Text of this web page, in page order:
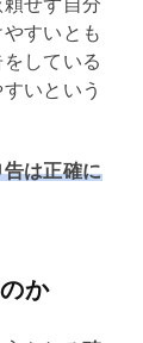
せず自分
すいとも
している
いという
告は正確に
か